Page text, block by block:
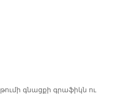
գնացքի գրաֆիկն ու